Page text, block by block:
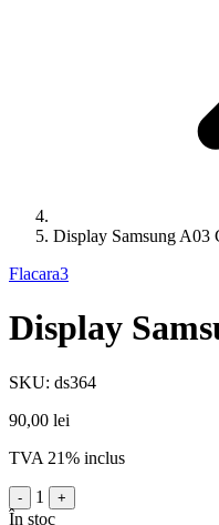
Display Samsung A03
Flacara3
Display
SKU: ds364
90,00 lei
TVA 21% inclus
- 1 +
În stoc